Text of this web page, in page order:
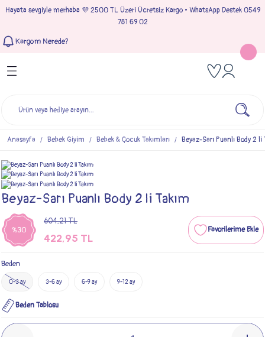
Hayata sevgiyle merhaba 💜 2500 TL Üzeri Ücretsiz Kargo • WhatsApp Destek 0549
781 69 02
Kargom Nerede?
Geri Dön
Geri Dön
Geri Dön
Geri Dön
Anasayfa Bebek Giyim Bebek & Çocuk Takımları Beyaz-Sarı Puanlı Body 2 li
Beyaz-Sarı Puanlı Body 2 li Takım
%30
604,21 TL
422,95 TL
Beden
0-3 ay 3-6 ay 6-9 ay 9-12 ay
Beden Tablosu